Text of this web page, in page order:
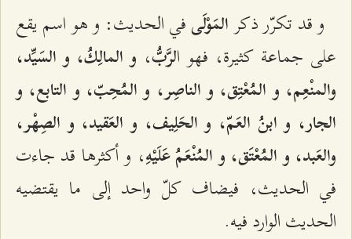
و قد تكرّر ذكر المَوْلَىفي الحديث: و هو اسم يقع
على جماعة كثيرة، فهو الرَّبُّ، و المالِكُ، و السَيِّد،
والمنْعِم، و المُعْتِق، و الناصِر، و المُحِبّ، و التابع، و
الجار، و ابنُ العَمّ، و الحَلِيف، و العَقيد، و الصِهْر،
والعَبد، و المُعْتَق، و المُنْعَمُ عَلَيْهِ، و أكثرها قد جاءت
في الحديث، فيضاف كلّ واحد إلى ما يقتضيه
الحديث الوارد فيه.